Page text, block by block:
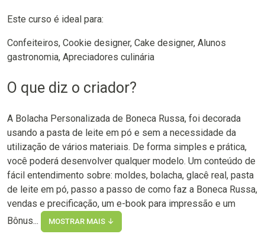
Este curso é ideal para:
Confeiteiros, Cookie designer, Cake designer, Alunos
gastronomia, Apreciadores culinária
O que diz o criador?
A Bolacha Personalizada de Boneca Russa, foi decorada
usando a pasta de leite em pó e sem a necessidade da
utilização de vários materiais. De forma simples e prática,
você poderá desenvolver qualquer modelo. Um conteúdo de
fácil entendimento sobre: moldes, bolacha, glacê real, pasta
de leite em pó, passo a passo de como faz a Boneca Russa,
vendas e precificação, um e-book para impressão e um
Bônus...
MOSTRAR MAIS ↓